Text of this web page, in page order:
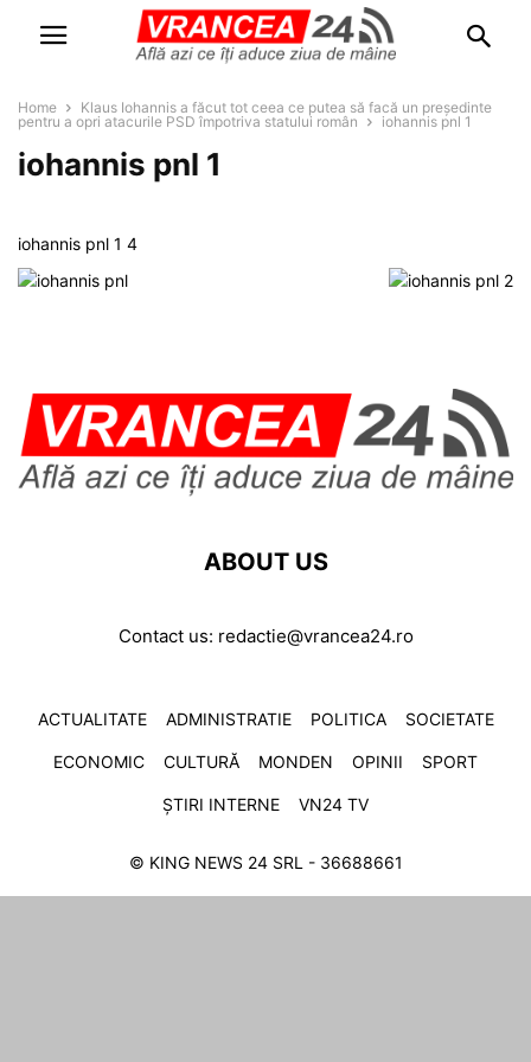
Home
Klaus Iohannis a făcut tot ceea ce putea să facă un președinte
pentru a opri atacurile PSD împotriva statului român
iohannis pnl 1
iohannis pnl 1
iohannis pnl 1 4
ABOUT US
Contact us: redactie@vrancea24.ro
ACTUALITATE ADMINISTRATIE POLITICA SOCIETATE
ECONOMIC CULTURĂ MONDEN OPINII SPORT
ȘTIRI INTERNE VN24 TV
© KING NEWS 24 SRL - 36688661